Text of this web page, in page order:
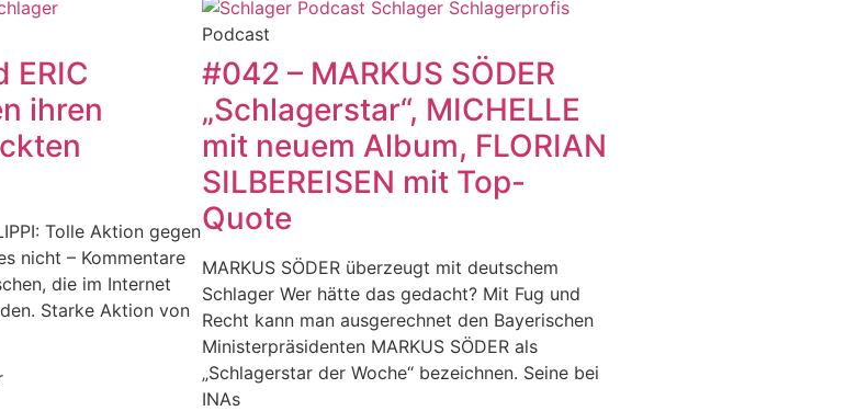
ERIC
ihren
Tolle Aktion gegen
nicht – Kommentare
die im Internet
Starke Aktion von
Podcast
#042 – MARKUS SÖDER
„Schlagerstar“, MICHELLE
mit neuem Album, FLORIAN
SILBEREISEN mit Top-
Quote
MARKUS SÖDER überzeugt mit deutschem
Schlager Wer hätte das gedacht? Mit Fug und
Recht kann man ausgerechnet den Bayerischen
Ministerpräsidenten MARKUS SÖDER als
„Schlagerstar der Woche“ bezeichnen. Seine bei
INAs